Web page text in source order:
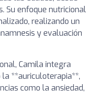
Su enfoque nutricional
realizando un
y evaluación
Camila integra
**auriculoterapia**,
como la ansiedad,